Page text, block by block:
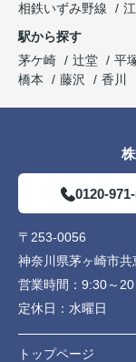
相鉄いずみ野線
駅から探す
茅ケ崎
辻堂 平
橋本
藤沢 香川
0120-
〒253-0056
神奈川県茅ヶ崎市共
営業時間： 9:30～
定休日： 水曜日
トップページ